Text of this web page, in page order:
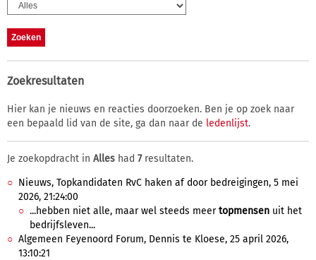
Zoekresultaten
Hier kan je nieuws en reacties doorzoeken. Ben je op zoek naar
een bepaald lid van de site, ga dan naar de ledenlijst.
Je zoekopdracht in Alles had 7resultaten.
Nieuws, Topkandidaten RvC haken af door bedreigingen, 5 mei
2026, 21:24:00
...hebben niet alle, maar wel steeds meertopmensen uit het
bedrijfsleven...
Algemeen Feyenoord Forum, Dennis te Kloese, 25 april 2026,
13:10:21